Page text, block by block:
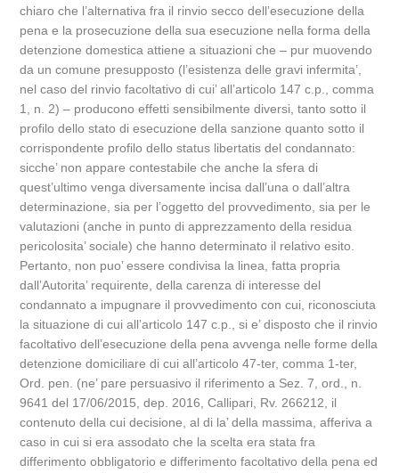
chiaro che l’alternativa fra il rinvio secco dell’esecuzione della
pena e la prosecuzione della sua esecuzione nella forma della
detenzione domestica attiene a situazioni che – pur muovendo
da un comune presupposto (l’esistenza delle gravi infermita’,
nel caso del rinvio facoltativo di cui’ all’articolo 147 c.p., comma
1, n. 2) – producono effetti sensibilmente diversi, tanto sotto il
profilo dello stato di esecuzione della sanzione quanto sotto il
corrispondente profilo dello status libertatis del condannato:
sicche’ non appare contestabile che anche la sfera di
quest’ultimo venga diversamente incisa dall’una o dall’altra
determinazione, sia per l’oggetto del provvedimento, sia per le
valutazioni (anche in punto di apprezzamento della residua
pericolosita’ sociale) che hanno determinato il relativo esito.
Pertanto, non puo’ essere condivisa la linea, fatta propria
dall’Autorita’ requirente, della carenza di interesse del
condannato a impugnare il provvedimento con cui, riconosciuta
la situazione di cui all’articolo 147 c.p., si e’ disposto che il rinvio
facoltativo dell’esecuzione della pena avvenga nelle forme della
detenzione domiciliare di cui all’articolo 47-ter, comma 1-ter,
Ord. pen. (ne’ pare persuasivo il riferimento a Sez. 7, ord., n.
9641 del 17/06/2015, dep. 2016, Callipari, Rv. 266212, il
contenuto della cui decisione, al di la’ della massima, afferiva a
caso in cui si era assodato che la scelta era stata fra
differimento obbligatorio e differimento facoltativo della pena ed